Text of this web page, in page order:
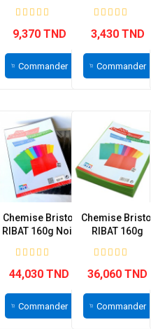
9,370 TND
Commander
3,430 TND
Commander
Chemise Bristol
RIBAT 160g Noir
44,030 TND
Commander
Chemise Bristol
RIBAT 160g
36,060 TND
Commander